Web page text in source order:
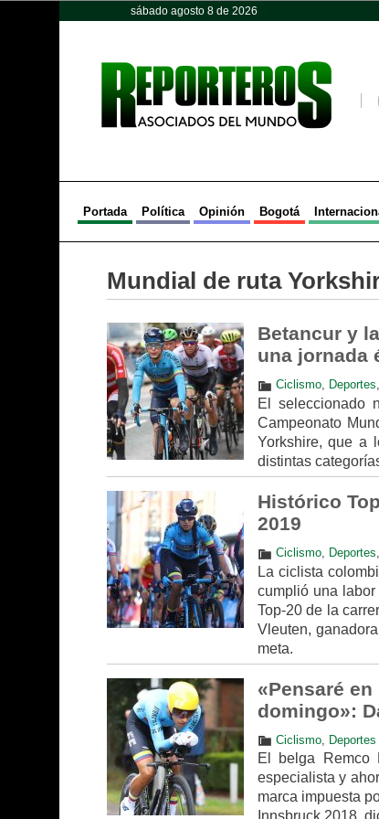
sábado agosto 8 de 2026
Portada Política Opinión Bogotá
Mundial de ruta
Betancur y
una jornada
Ciclismo, Deportes,
El seleccionado
Campeonato
Yorkshire, que a
distintas
Histórico
2019
Ciclismo, Deportes,
La ciclista
cumplió una
Top-20 de la
Vleuten,
meta.
«Pensaré
domingo»:
Ciclismo, Deportes
El belga
especialista y
marca impuesta
Opinión Política